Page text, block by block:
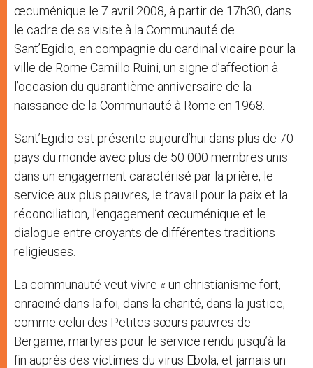
œcuménique le 7 avril 2008, à partir de 17h30, dans
le cadre de sa visite à la Communauté de
Sant’Egidio, en compagnie du cardinal vicaire pour la
ville de Rome Camillo Ruini, un signe d’affection à
l’occasion du quarantième anniversaire de la
naissance de la Communauté à Rome en 1968.
Sant’Egidio est présente aujourd’hui dans plus de 70
pays du monde avec plus de 50 000 membres unis
dans un engagement caractérisé par la prière, le
service aux plus pauvres, le travail pour la paix et la
réconciliation, l’engagement œcuménique et le
dialogue entre croyants de différentes traditions
religieuses.
La communauté veut vivre « un christianisme fort,
enraciné dans la foi, dans la charité, dans la justice,
comme celui des Petites sœurs pauvres de
Bergame, martyres pour le service rendu jusqu’à la
fin auprès des victimes du virus Ebola, et jamais un